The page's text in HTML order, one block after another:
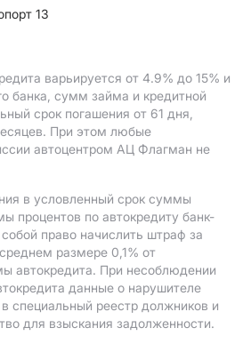
13
варьируется от 4.9% до 15% и
банка, сумм займа и кредитной
срок погашения от 61 дня,
При этом любые
автоцентром АЦ Флагман не
в условленный срок суммы
процентов по автокредиту банк-
право начислить штраф за
размере 0,1% от
автокредита. При несоблюдении
данные о нарушителе
специальный реестр должников и
для взыскания задолженности.